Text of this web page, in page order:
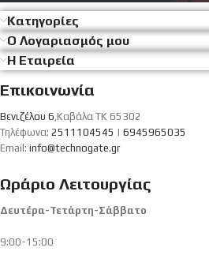
Κατηγορίες
Ο Λογαριασμός μου
Η Εταιρεία
Επικοινωνία
Βενιζέλου 6,Καβάλα ΤΚ 65302
Τηλέφωνα: 2511104545 | 6945965035
Email: info@technogate.gr
Ωράριο Λειτουργίας
Δευτέρα-Τετάρτη-Σάββατο
9:00-15:00